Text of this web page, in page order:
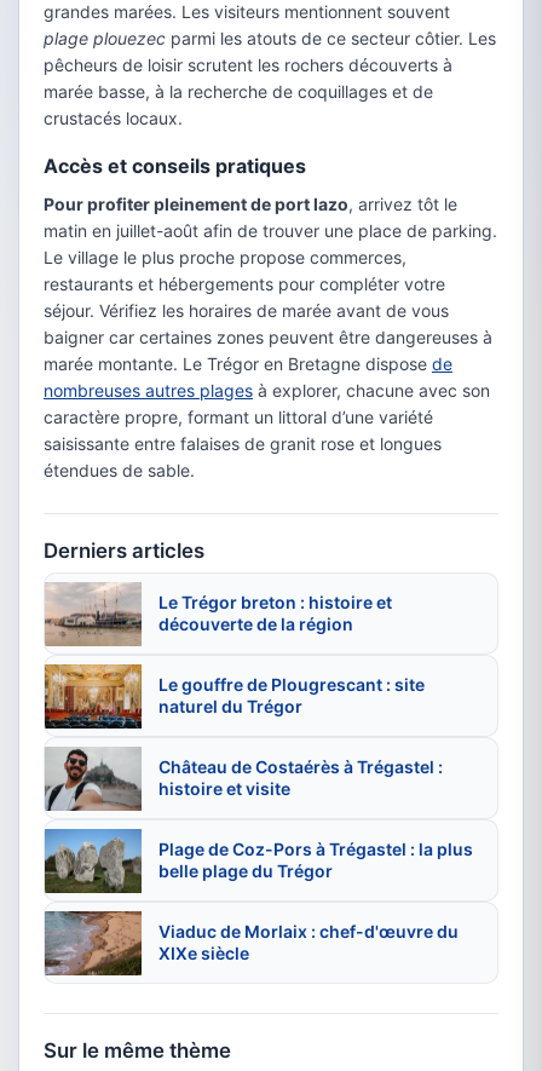
grandes marées. Les visiteurs mentionnent souvent
plage plouezec parmi les atouts de ce secteur côtier. Les
pêcheurs de loisir scrutent les rochers découverts à
marée basse, à la recherche de coquillages et de
crustacés locaux.
Accès et conseils pratiques
Pour profiter pleinement de port lazo, arrivez tôt le
matin en juillet-août afin de trouver une place de parking.
Le village le plus proche propose commerces,
restaurants et hébergements pour compléter votre
séjour. Vérifiez les horaires de marée avant de vous
baigner car certaines zones peuvent être dangereuses à
marée montante. Le Trégor en Bretagne dispose de
nombreuses autres plages à explorer, chacune avec son
caractère propre, formant un littoral d’une variété
saisissante entre falaises de granit rose et longues
étendues de sable.
Derniers articles
Le Trégor breton : histoire et
découverte de la région
Le gouffre de Plougrescant : site
naturel du Trégor
Château de Costaérès à Trégastel :
histoire et visite
Plage de Coz-Pors à Trégastel : la plus
belle plage du Trégor
Viaduc de Morlaix : chef-d'œuvre du
XIXe siècle
Sur le même thème